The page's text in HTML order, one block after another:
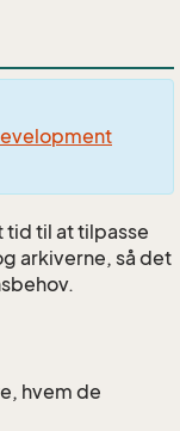
tid til at tilpasse
arkiverne, så det
hvem de